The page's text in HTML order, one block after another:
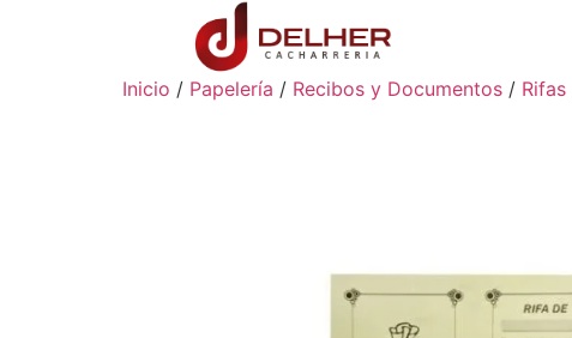
Inicio / Papelería / Recibos y Documentos / Rifas